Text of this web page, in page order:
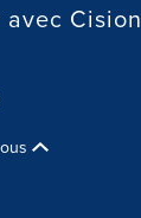
Cision